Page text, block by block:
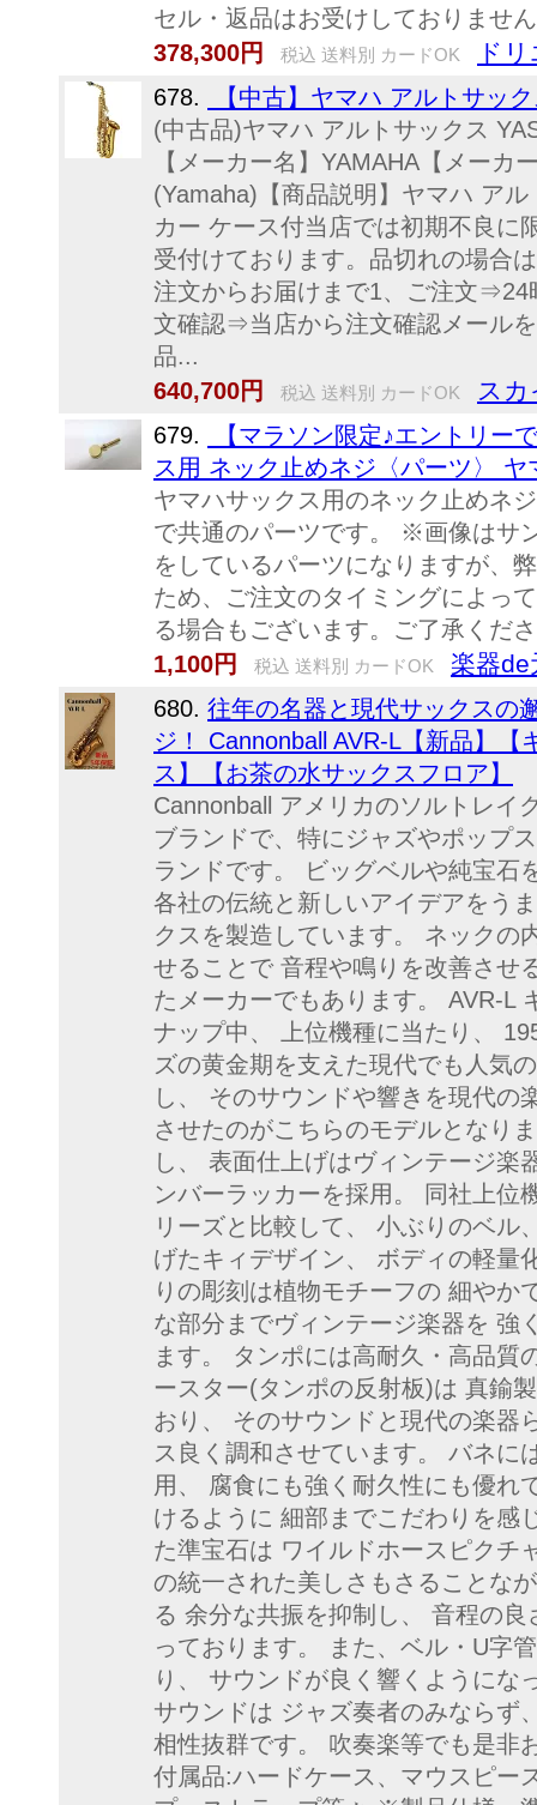
セル・返品はお受けしておりませ
378,300円
税込 送料別 カードOK ド
678.
【中古】ヤマハ アルトサッ
(中古品)ヤマハ アルトサックス
【メーカー名】YAMAHA【メーカ
(Yamaha)【商品説明】ヤマハ ア
カー ケース付当店では初期不良に
受付けております。品切れの場合
注文からお届けまで1、ご注文⇒24
文確認⇒当店から注文確認メール
品...
640,700円
税込 送料別 カードOK ス
679.
【マラソン限定♪エントリー
ス用 ネック止めネジ〈パーツ〉 ヤ
ヤマハサックス用のネック止めネ
で共通のパーツです。 ※画像はサ
をしているパーツになりますが、
ため、ご注文のタイミングによっ
る場合もございます。ご了承く
1,100円
税込 送料別 カードOK 楽器de
680. 往年の名器と現代サックスの
ジ！ Cannonball AVR-L【新品】
ス】【お茶の水サックスフロア】
Cannonball アメリカのソルトレイ
ブランドで、特にジャズやポップ
ランドです。 ビッグベルや純宝石
各社の伝統と新しいアイデアをう
クスを製造しています。 ネックの
せることで 音程や鳴りを改善させ
たメーカーでもあります。 AVR-L
ナップ中、 上位機種に当たり、
ズの黄金期を支えた現代でも人気
し、 そのサウンドや響きを現代の
させたのがこちらのモデルとなり
し、 表面仕上げはヴィンテージ楽
ンバーラッカーを採用。 同社上位
リーズと比較して、 小ぶりのベル
げたキィデザイン、 ボディの軽量
りの彫刻は植物モチーフの 細やか
な部分までヴィンテージ楽器を 強
ます。 タンポには高耐久・高品質
ースター(タンポの反射板)は 真鍮
おり、 そのサウンドと現代の楽器
ス良く調和させています。 バネに
用、 腐食にも強く耐久性にも優れ
けるように 細部までこだわりを感
た準宝石は ワイルドホースピクチ
の統一された美しさもさることな
る 余分な共振を抑制し、 音程の
っております。 また、ベル・U字
り、 サウンドが良く響くようにな
サウンドは ジャズ奏者のみならず
相性抜群です。 吹奏楽等でも是非
付属品:ハードケース、マウス